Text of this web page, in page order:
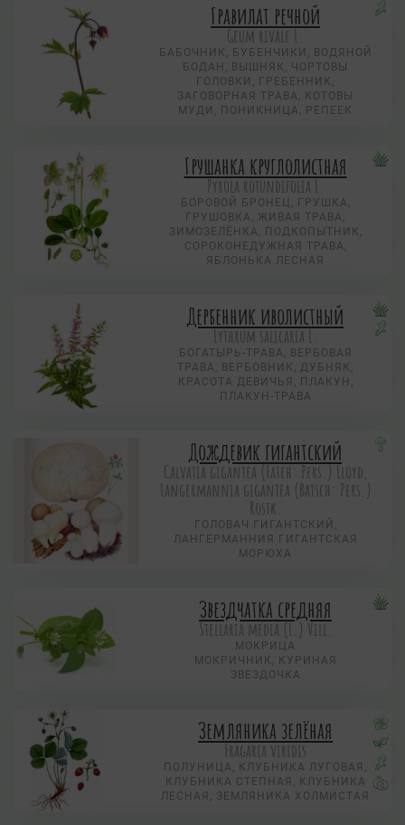
Гравилат речной
Geum rivale L.
БАБОЧНИК, БУБЕНЧИКИ, ВОДЯНОЙ
БОДАН, ВЫШНЯК, ЧОРТОВЫ
ГОЛОВКИ, ГРЕБЕННИК,
ЗАГОВОРНАЯ ТРАВА, КОТОВЫ
МУДИ, ПОНИКНИЦА, РЕПЕЕК
Грушанка круглолистная
Pyrola rotundifolia L.
БОРОВОЙ БРОНЕЦ, ГРУШКА,
ГРУШОВКА, ЖИВАЯ ТРАВА,
ЗИМОЗЕЛЁНКА, ПОДКОПЫТНИК,
СОРОКОНЕДУЖНАЯ ТРАВА,
ЯБЛОНЬКА ЛЕСНАЯ
Дербенник иволистный
Lythrum salicaria L.
БОГАТЫРЬ-ТРАВА, ВЕРБОВАЯ
ТРАВА, ВЕРБОВНИК, ДУБНЯК,
КРАСОТА ДЕВИЧЬЯ, ПЛАКУН,
ПЛАКУН-ТРАВА
Дождевик гигантский
Calvatia gigantea (Fateh: Pers.) Lloyd,
Langermannia gigantea (Batsch: Pers.)
Rostk.
ГОЛОВАЧ ГИГАНТСКИЙ,
ЛАНГЕРМАННИЯ ГИГАНТСКАЯ
МОРЮХА
Звездчатка средняя
Stellaria media (L.) Vill.
МОКРИЦА
МОКРИЧНИК, КУРИНАЯ
ЗВЕЗДОЧКА
Земляника зелёная
Fragaria viridis
ПОЛУНИЦА, КЛУБНИКА ЛУГОВАЯ,
КЛУБНИКА СТЕПНАЯ, КЛУБНИКА
ЛЕСНАЯ, ЗЕМЛЯНИКА ХОЛМИСТАЯ